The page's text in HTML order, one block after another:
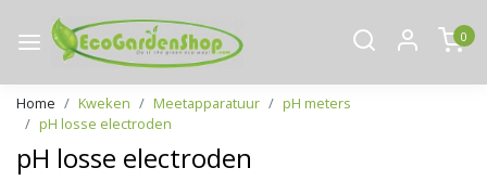
0
Home Kweken Meetapparatuur
pH meters
pH losse electroden
pH losse electroden